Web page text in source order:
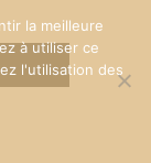
la meilleure
à utiliser ce
l'utilisation des